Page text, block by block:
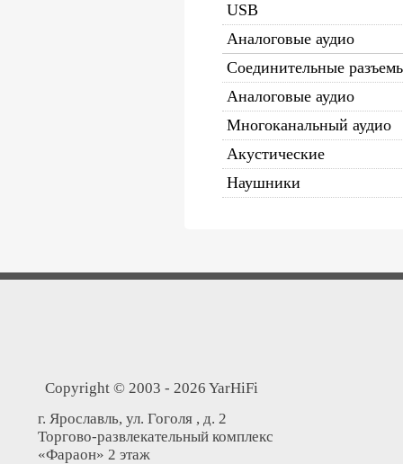
USB
Аналоговые аудио
Соединительные
Аналоговые аудио
Многоканальный аудио
Акустические
Наушники
Copyright © 2003 - 2026 YarHiFi
г. Ярославль, ул. Гоголя , д. 2
Торгово-развлекательный комплекс
«Фараон» 2 этаж